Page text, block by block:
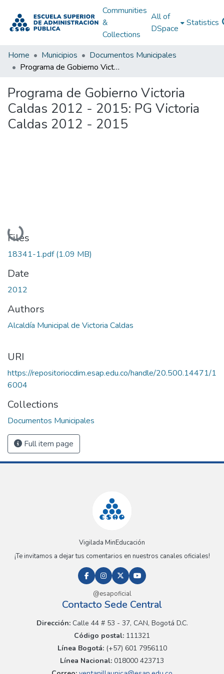
Communities
&
Collections
All of
DSpace
Statistics
Home Municipios
Documentos Municipales
Programa de Gobierno Victoria Caldas 2012 - 2015: PG Victoria Caldas 2012 - 2015
Programa de Gobierno Victoria
Caldas 2012 - 2015: PG Victoria
Caldas 2012 - 2015
Loading...
Files
18341-1.pdf(1.09 MB)
Date
2012
Authors
Alcaldía Municipal de Victoria Caldas
URI
https://repositoriocdim.esap.edu.co/handle/20.500.14471/1
6004
Collections
Documentos Municipales
Full item page
Vigilada MinEducación
¡Te invitamos a dejar tus comentarios en nuestros canales oficiales!
@esapoficial
Contacto Sede Central
Dirección:Calle 44 # 53 - 37, CAN, Bogotá D.C.
Código postal: 111321
Línea Bogotá:(+57) 601 7956110
Línea Nacional: 018000 423713